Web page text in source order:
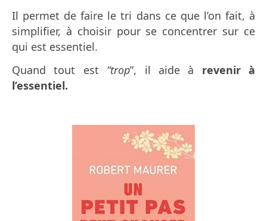
Il permet de faire le tri dans ce que l’on fait, à
simplifier, à choisir pour se concentrer sur ce
qui est essentiel.
Quand tout est “trop”, il aide à revenir à
l’essentiel.